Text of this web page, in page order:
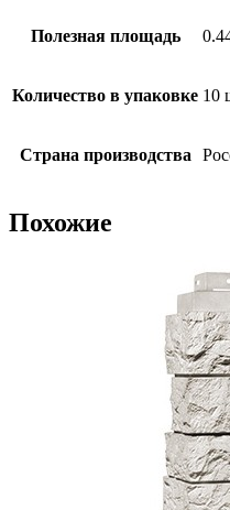
Полезная площадь
Количество в упаковке 10
Страна производства
Похожие